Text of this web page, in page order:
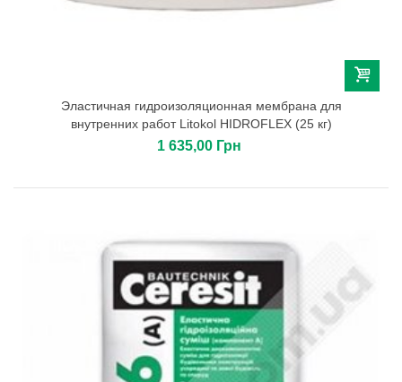
Эластичная гидроизоляционная мембрана для
внутренних работ Litokol HIDROFLEX (25 кг)
1 635,00 Грн